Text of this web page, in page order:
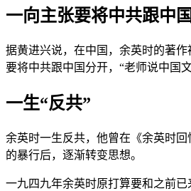
一向主张要将中共跟中
据黄进兴说，在中国，余英时的著作
要将中共跟中国分开，“老师说中国
一生“反共”
余英时一生反共，他曾在《余英时
的暴行后，逐渐转变思想。
一九四九年余英时原打算要和之前